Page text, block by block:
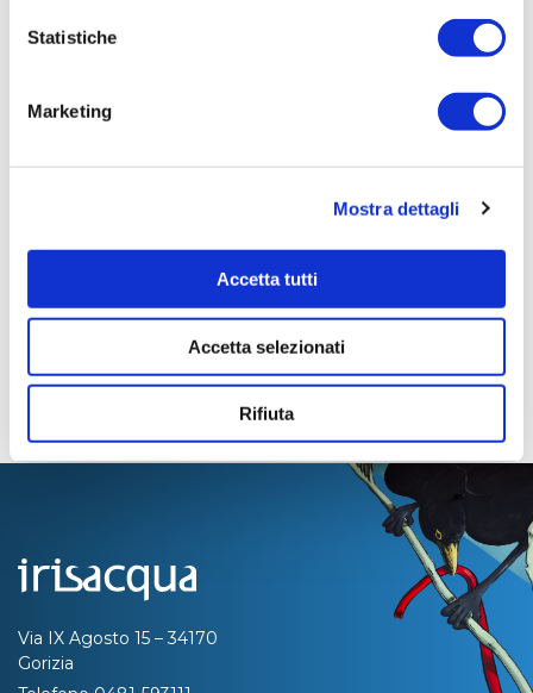
Statistiche
Marketing
Mostra dettagli
Accetta tutti
Accetta selezionati
Rifiuta
pronta
0
Via IX Agosto 15 – 34170
Gorizia